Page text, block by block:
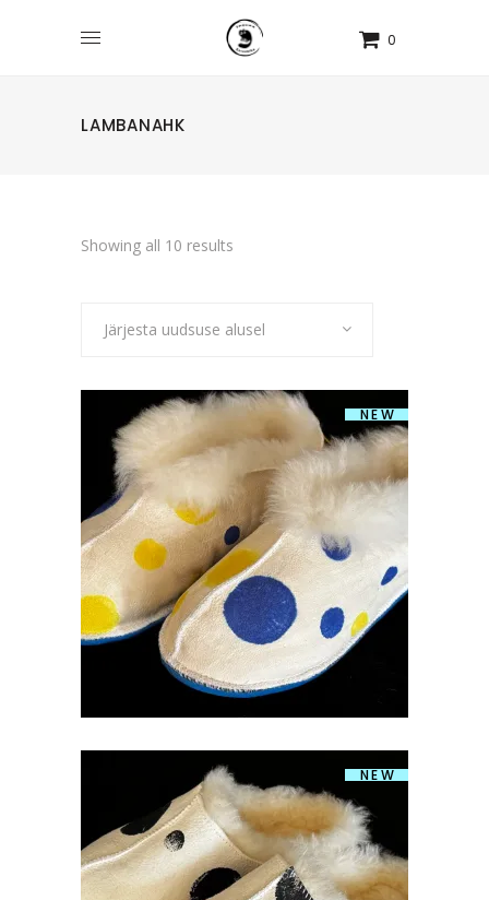
0
LAMBANAHK
Showing all 10 results
latest
Järjesta uudsuse alusel
NEW
LAMBANAHAST VÄRVILISED
TERRASSIPAPUD KÕRGE ÄÄRE JA
KUMMITALLAGA 40-41
€ 79.00
NEW
LAMBANAHAST SUSSID MUMMULINE
38-39